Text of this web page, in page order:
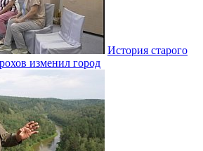
История старого
изменил город